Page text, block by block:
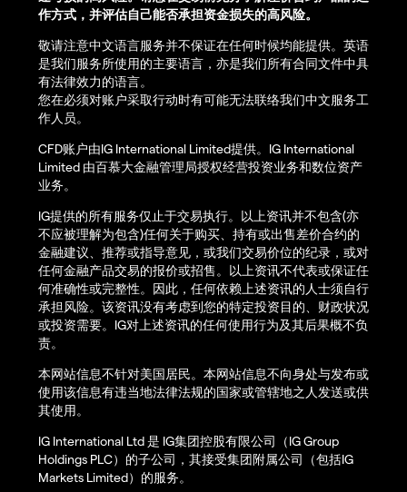
作方式，并评估自己能否承担资金损失的高风险。
敬请注意中文语言服务并不保证在任何时候均能提供。英语
是我们服务所使用的主要语言，亦是我们所有合同文件中具
有法律效力的语言。
您在必须对账户采取行动时有可能无法联络我们中文服务工
作人员。
CFD账户由IG International Limited提供。IG International
Limited 由百慕大金融管理局授权经营投资业务和数位资产
业务。
IG提供的所有服务仅止于交易执行。以上资讯并不包含(亦
不应被理解为包含)任何关于购买、持有或出售差价合约的
金融建议、推荐或指导意见，或我们交易价位的纪录，或对
任何金融产品交易的报价或招售。以上资讯不代表或保证任
何准确性或完整性。因此，任何依赖上述资讯的人士须自行
承担风险。该资讯没有考虑到您的特定投资目的、财政状况
或投资需要。IG对上述资讯的任何使用行为及其后果概不负
责。
本网站信息不针对美国居民。本网站信息不向身处与发布或
使用该信息有违当地法律法规的国家或管辖地之人发送或供
其使用。
IG International Ltd 是 IG集团控股有限公司（IG Group
Holdings PLC）的子公司，其接受集团附属公司（包括IG
Markets Limited）的服务。